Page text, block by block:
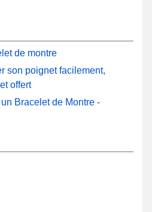
de montre
son poignet facilement,
offert
Bracelet de Montre -